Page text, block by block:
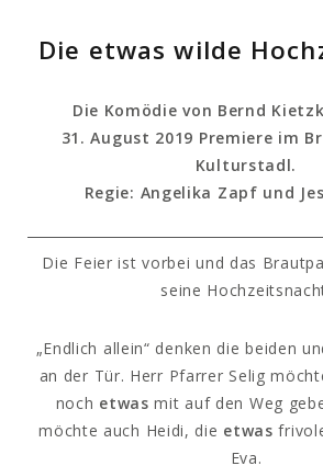
Die etwas wilde
Die Komödie von Bernd
31. August 2019 Premiere im
Kulturstadl.
Regie: Angelika Zapf und
Die Feier ist vorbei und das
seine
„Endlich allein“ denken die beiden
an der Tür. Herr Pfarrer Selig
noch etwasmit auf den Weg
möchte auch Heidi, die etwas
Eva.